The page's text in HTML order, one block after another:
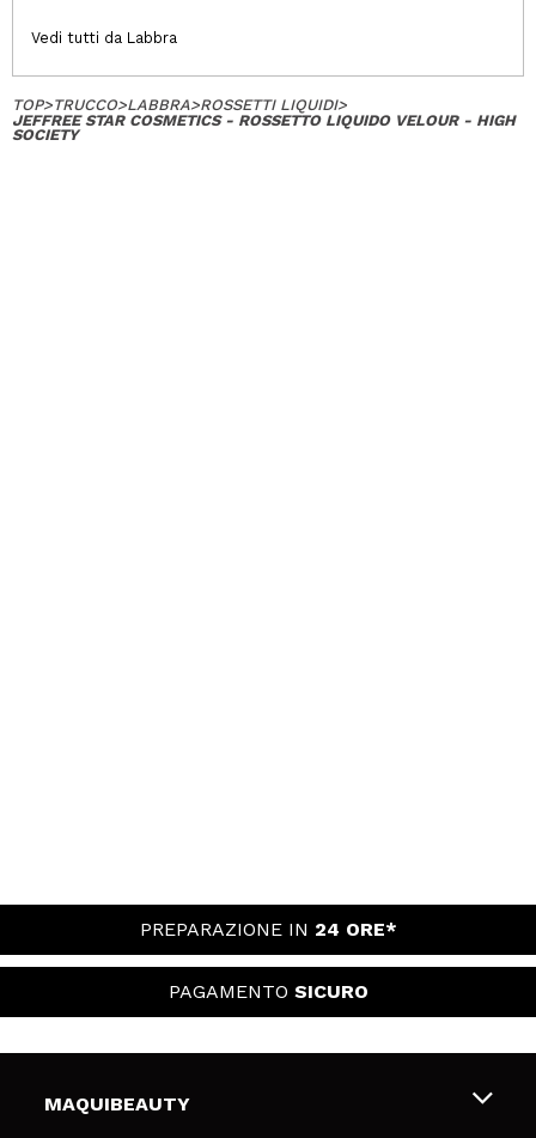
Vedi tutti da Labbra
TOP>TRUCCO>LABBRA>ROSSETTI LIQUIDI>
JEFFREE STAR COSMETICS - ROSSETTO LIQUIDO VELOUR - HIGH
SOCIETY
PREPARAZIONE IN 24 ORE*
PAGAMENTO SICURO
MAQUIBEAUTY